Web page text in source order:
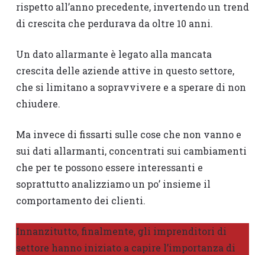
rispetto all’anno precedente, invertendo un trend
di crescita che perdurava da oltre 10 anni.
Un dato allarmante è legato alla mancata
crescita delle aziende attive in questo settore,
che si limitano a sopravvivere e a sperare di non
chiudere.
Ma invece di fissarti sulle cose che non vanno e
sui dati allarmanti, concentrati sui cambiamenti
che per te possono essere interessanti e
soprattutto analizziamo un po’ insieme il
comportamento dei clienti.
Innanzitutto, finalmente, gli imprenditori di
settore hanno iniziato a capire l’importanza di